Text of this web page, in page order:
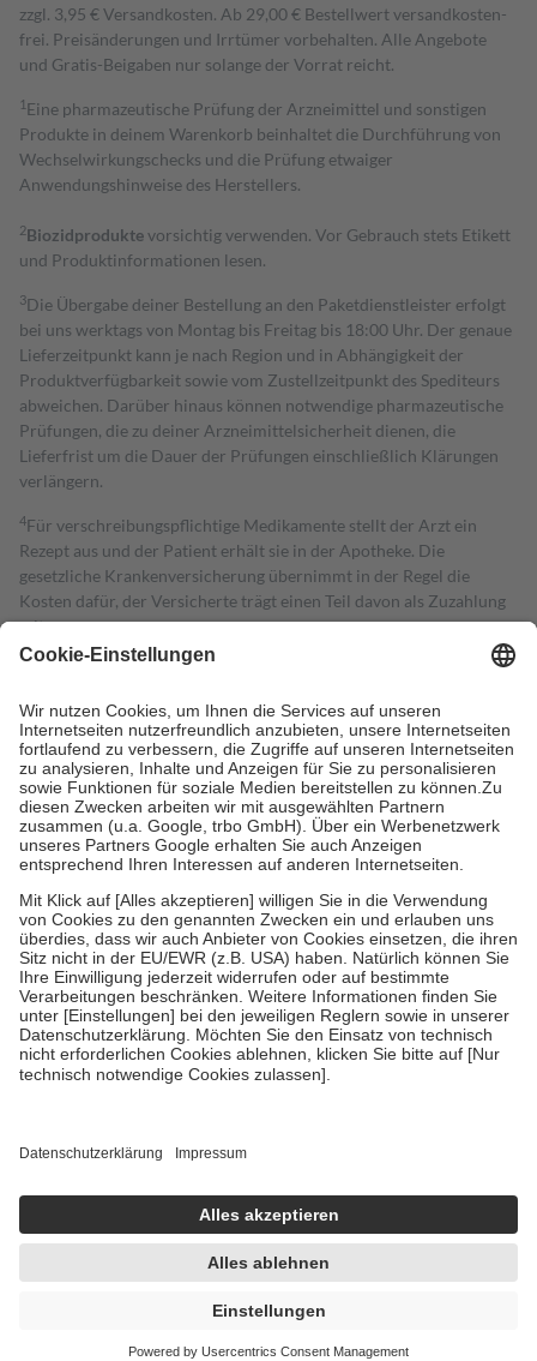
zzgl. 3,95 € Versandkosten. Ab 29,00 € Bestell­wert versand­kosten­
frei. Preisänderungen und Irrtümer vorbehalten. Alle Angebote
und Gratis-Beigaben nur solange der Vorrat reicht.
1 Eine pharmazeutische Prüfung der Arzneimittel und sonstigen
Produkte in deinem Warenkorb beinhaltet die Durchführung von
Wechselwirkungschecks und die Prüfung etwaiger
Anwendungshinweise des Herstellers.
2Biozidproduktevorsichtig verwenden. Vor Gebrauch stets Etikett
und Produktinformationen lesen.
3Die Übergabe deiner Bestellung an den Paketdienstleister erfolgt
bei uns werktags von Montag bis Freitag bis 18:00 Uhr. Der genaue
Lieferzeitpunkt kann je nach Region und in Abhängigkeit der
Produktverfügbarkeit sowie vom Zustellzeitpunkt des Spediteurs
abweichen. Darüber hinaus können notwendige pharmazeutische
Prüfungen, die zu deiner Arzneimittelsicherheit dienen, die
Lieferfrist um die Dauer der Prüfungen einschließlich Klärungen
verlängern.
4Für verschreibungspflichtige Medikamente stellt der Arzt ein
Rezept aus und der Patient erhält sie in der Apotheke. Die
gesetzliche Krankenversicherung übernimmt in der Regel die
Kosten dafür, der Versicherte trägt einen Teil davon als Zuzahlung
mit.
Grundsätzlich leisten Mitglieder Zuzahlungen in Höhe von zehn
höchstens zehn Euro.
Es sind jedoch nie mehr als die tatsächlichen
Kosten der Leistung zu entrichten.
Diese Regeln gelten grundsätzlich auch für Online-Apotheken.
Bei Heilmitteln und häuslicher Krankenpflege beträgt die
Zuzahlung zehn Prozent der Kosten sowie zehn Euro je
Verordnung.
Um das Engagement der Versicherten für ihre eigene Gesundheit zu
stärken und die besondere Stellung der Familie zu unterstützen,
fallenkeine Zuzahlungenan bei:
• Kindern und Jugendlichen bis zum vollendeten 18. Lebensjahr
mit Ausnahme der Fahrkosten
• Untersuchungen zur Vorsorge und Früherkennung, die von der
GKV getragen werden
• empfohlenen Schutzimpfungen
• Harn- und Blutteststreifen
getroffen, um sicherzustellen, dass es sich um echte Bewertungen
https://help.etrusted.com/hc/de/articles/4419944605341
Einige Bilder und Inhalte wurden unter Zuhilfenahme künstlicher